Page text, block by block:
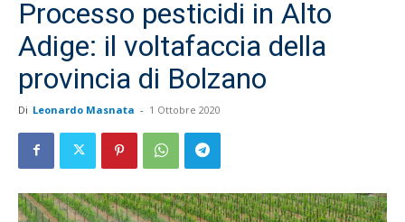
Processo pesticidi in Alto
Adige: il voltafaccia della
provincia di Bolzano
Di Leonardo Masnata - 1 Ottobre 2020